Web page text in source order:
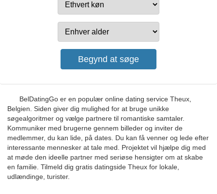
BelDatingGo er en populær online dating service Theux,
Belgien. Siden giver dig mulighed for at bruge unikke
søgealgoritmer og vælge partnere til romantiske samtaler.
Kommuniker med brugerne gennem billeder og inviter de
medlemmer, du kan lide, på dates. Du kan få venner og lede efter
interessante mennesker at tale med. Projektet vil hjælpe dig med
at møde den ideelle partner med seriøse hensigter om at skabe
en familie. Tilmeld dig gratis datingside Theux for lokale,
udlændinge, turister.